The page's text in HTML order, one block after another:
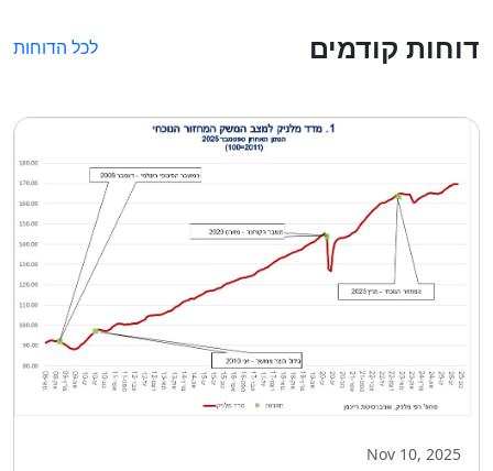
דוחות קודמים לכל הדוחות
Nov 10, 2025